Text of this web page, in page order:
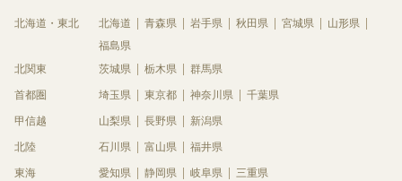
北海道・東北 北海道 青森県 岩手県 秋田県 宮城県
山形県
福島県
北関東
茨城県 栃木県 群馬県
首都圏 埼玉県 東京都 神奈川県 千葉県
甲信越 山梨県 長野県 新潟県
北陸 石川県 富山県 福井県
東海 愛知県 静岡県 岐阜県 三重県